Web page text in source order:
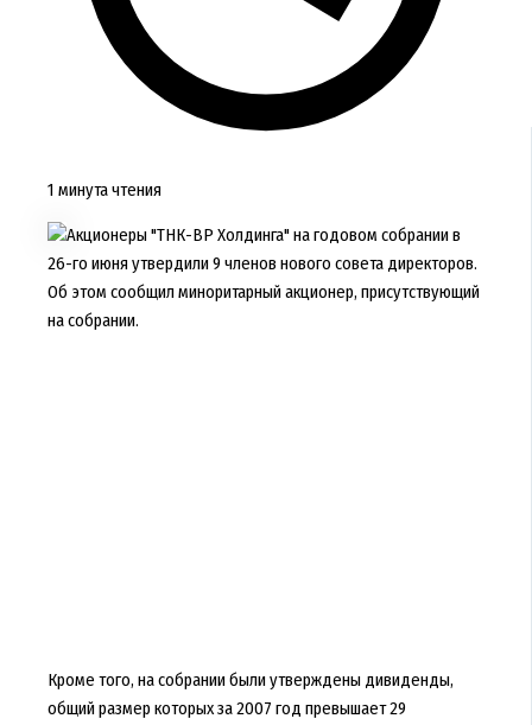
1 минута чтения
Акционеры "ТНК-ВР Холдинга" на годовом собрании в
26-го июня утвердили 9 членов нового совета директоров.
Об этом сообщил миноритарный акционер, присутствующий
на собрании.
Кроме того, на собрании были утверждены дивиденды,
общий размер которых за 2007 год превышает 29